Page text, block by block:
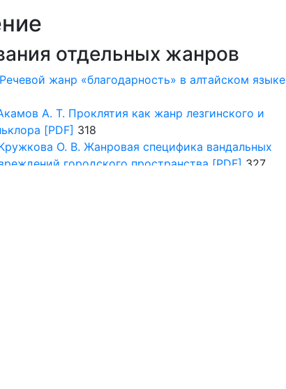
отдельных жанров
Речевой жанр «благодарность» в алтайском языке
А. Т. Проклятия как жанр лезгинского и
[PDF] 318
О. В. Жанровая специфика вандальных
городского пространства [PDF] 327